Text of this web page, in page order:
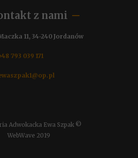
Adwokacka Ewa Szpak ©
WebWave 2019
11, 34-240 Jordanów
793 039 171
z nami